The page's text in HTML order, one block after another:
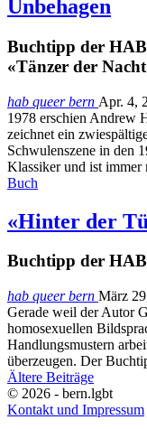
Unbehagen
Buchtipp der
«Tänzer der
hab queer bern Apr. 4,
1978 erschien Andrew
zeichnet ein
Schwulenszene in den
Klassiker und ist immer
Buch
«Hinter der
Buchtipp der
hab queer bern März
Gerade weil der Autor
homosexuellen
Handlungsmustern
überzeugen. Der
Ältere Beiträge
© 2026 - bern.lgbt
Kontakt und Impressum